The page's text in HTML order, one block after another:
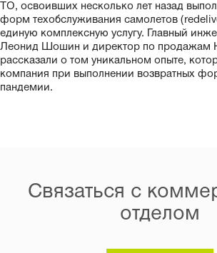
ТО, освоивших несколько лет назад
форм техобслуживания самолетов
единую комплексную услугу. Главный
Леонид Шошин и директор по продажам
рассказали о том уникальном опыте,
компания при выполнении возвратных
пандемии.
Связаться с
отделом